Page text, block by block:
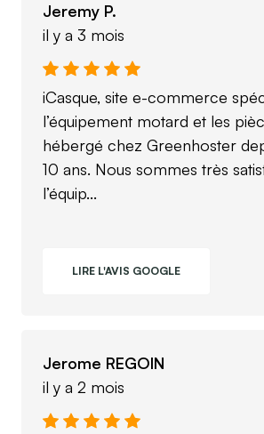
Jeremy P.
il y a 3 mois
iCasque, site e-commerce
l’équipement motard et les
hébergé chez Greenhoster
10 ans. Nous sommes très
l’équip...
LIRE L'AVIS GOOGLE
Jerome REGOIN
il y a 2 mois